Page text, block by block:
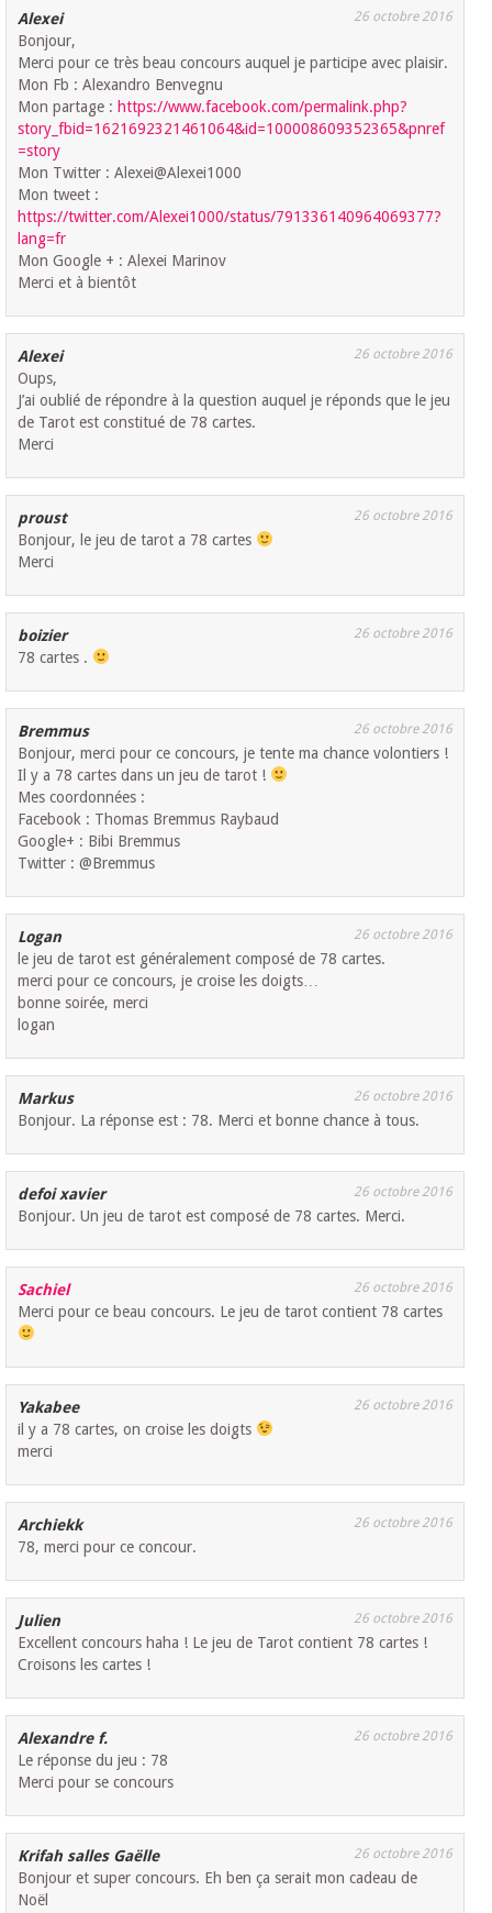
Alexei 26 octobre 2016
Bonjour,
Merci pour ce très beau concours auquel je participe avec plaisir.
Mon Fb : Alexandro Benvegnu
Mon partage :https://www.facebook.com/permalink.php?
story_fbid=1621692321461064&id=100008609352365&pnref
=story
Mon Twitter : Alexei@Alexei1000
Mon tweet :
https://twitter.com/Alexei1000/status/791336140964069377?
lang=fr
Mon Google + : Alexei Marinov
Merci et à bientôt
Alexei 26 octobre 2016
Oups,
J’ai oublié de répondre à la question auquel je réponds que le jeu
de Tarot est constitué de 78 cartes.
Merci
proust 26 octobre 2016
Bonjour, le jeu de tarot a 78 cartes
Merci
boizier 26 octobre 2016
78 cartes .
Bremmus 26 octobre 2016
Bonjour, merci pour ce concours, je tente ma chance volontiers !
Il y a 78 cartes dans un jeu de tarot !
Mes coordonnées :
Facebook : Thomas Bremmus Raybaud
Google+ : Bibi Bremmus
Twitter : @Bremmus
Logan 26 octobre 2016
le jeu de tarot est généralement composé de 78 cartes.
merci pour ce concours, je croise les doigts…
bonne soirée, merci
logan
Markus 26 octobre 2016
Bonjour. La réponse est : 78. Merci et bonne chance à tous.
defoi xavier 26 octobre 2016
Bonjour. Un jeu de tarot est composé de 78 cartes. Merci.
Sachiel 26 octobre 2016
Merci pour ce beau concours. Le jeu de tarot contient 78 cartes
Yakabee 26 octobre 2016
il y a 78 cartes, on croise les doigts
merci
Archiekk 26 octobre 2016
78, merci pour ce concour.
Julien 26 octobre 2016
Excellent concours haha ! Le jeu de Tarot contient 78 cartes !
Croisons les cartes !
Alexandre f. 26 octobre 2016
Le réponse du jeu : 78
Merci pour se concours
Krifah salles Gaëlle 26 octobre 2016
Bonjour et super concours. Eh ben ça serait mon cadeau de
Noël